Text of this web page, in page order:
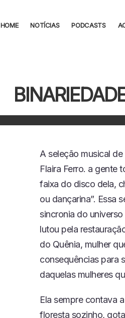
HOME NOTÍCIAS PODCASTS
A seleção musical
Flaira Ferro. a gente
faixa do disco dela,
ou dançarina”. Essa
sincronia do universo
lutou pela
do Quênia, mulher
consequências para
daquelas mulheres
Ela sempre contava
floresta sozinho,